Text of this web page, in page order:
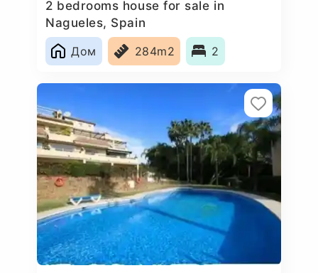
2 bedrooms house for sale in
Nagueles, Spain
Дом
284m2 2